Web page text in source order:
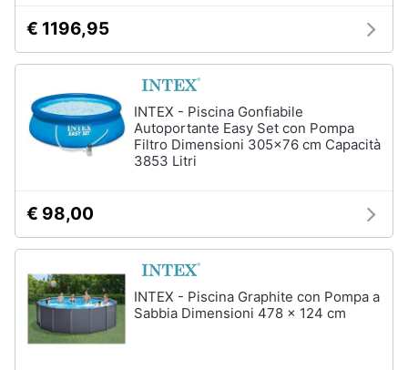
€ 1196,95
INTEX - Piscina Gonfiabile
Autoportante Easy Set con Pompa
Filtro Dimensioni 305x76 cm Capacità
3853 Litri
€ 98,00
INTEX - Piscina Graphite con Pompa a
Sabbia Dimensioni 478 x 124 cm